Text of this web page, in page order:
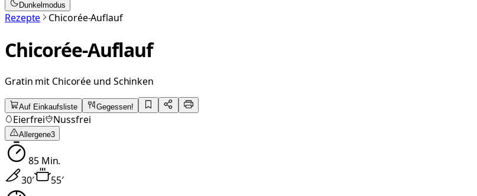
Dunkelmodus
Rezepte Chicorée-Auflauf
Chicorée-Auflauf
Gratin mit Chicorée und Schinken
Auf Einkaufsliste Gegessen!
Eierfrei Nussfrei
Allergene3
85Min.
30′ 55′